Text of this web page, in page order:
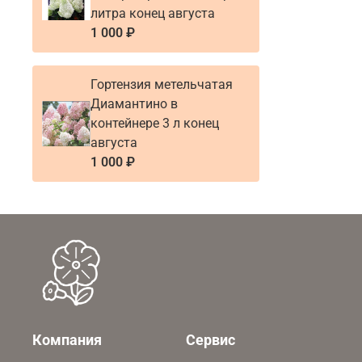
литра конец августа
1 000 ₽
Гортензия метельчатая
Диамантино в
контейнере 3 л конец
августа
1 000 ₽
Компания Сервис